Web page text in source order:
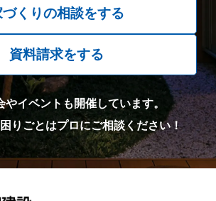
づくりの相談をする
資料請求をする
やイベントも開催しています。
りごとはプロにご相談ください！